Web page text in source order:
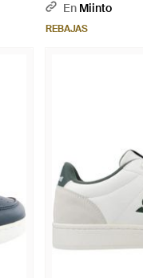
En Miinto
REBAJAS